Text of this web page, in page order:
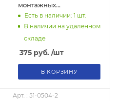
монтажных
зажима,винил мастика)
Есть в наличии: 1 шт.
В наличии на удаленном
складе
375руб. /шт
В КОРЗИНУ
Арт. : 51-0504-2